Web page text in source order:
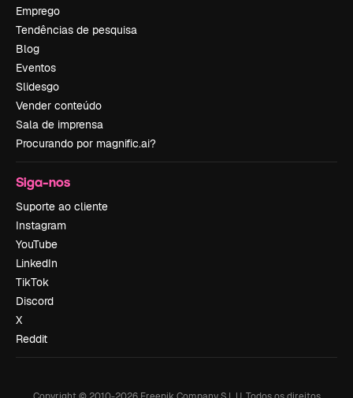
Emprego
Tendências de pesquisa
Blog
Eventos
Slidesgo
Vender conteúdo
Sala de imprensa
Procurando por magnific.ai?
Siga-nos
Suporte ao cliente
Instagram
YouTube
LinkedIn
TikTok
Discord
X
Reddit